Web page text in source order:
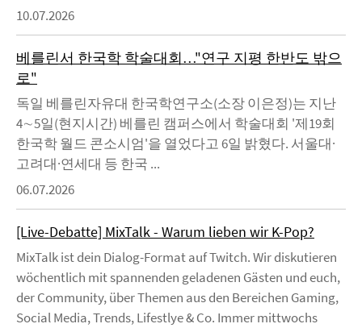
10.07.2026
베를린서 한국학 학술대회…"연구 지평 한반도 밖으
로"
독일 베를린자유대 한국학연구소(소장 이은정)는 지난
4∼5일(현지시간) 베를린 캠퍼스에서 학술대회 '제19회
한국학 월드 콘소시엄'을 열었다고 6일 밝혔다. 서울대·
고려대·연세대 등 한국 ...
06.07.2026
[Live-Debatte] MixTalk - Warum lieben wir K-Pop?
MixTalk ist dein Dialog-Format auf Twitch. Wir diskutieren
wöchentlich mit spannenden geladenen Gästen und euch,
der Community, über Themen aus den Bereichen Gaming,
Social Media, Trends, Lifestlye & Co. Immer mittwochs